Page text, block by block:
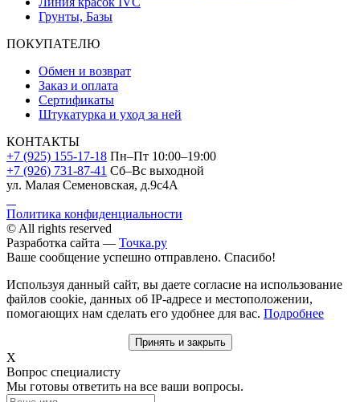
Грунты, Базы
ПОКУПАТЕЛЮ
Обмен и возврат
Заказ и оплата
Сертификаты
Штукатурка и уход за ней
КОНТАКТЫ
+7 (925) 155-17-18 Пн–Пт 10:00–19:00
+7 (926) 731-87-41 Сб–Вс выходной
ул. Малая Семеновская, д.9с4А
Политика конфиденциальности
© All rights reserved
Разработка сайта — Точка.ру
Ваше сообщение успешно отправлено. Спасибо!
Используя данный сайт, вы даете согласие на использование
файлов cookie, данных об IP-адресе и местоположении,
помогающих нам сделать его удобнее для вас. Подробнее
Принять и закрыть
X
Вопрос специалисту
Мы готовы ответить на все ваши вопросы.